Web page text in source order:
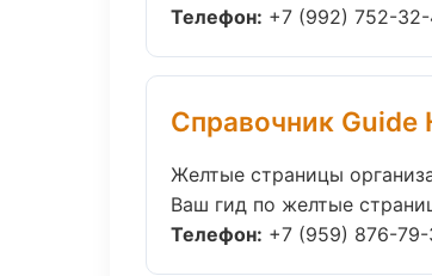
Телефон: +7 (992) 752-
Справочник Guide
Желтые страницы
Ваш гид по желтые
Телефон: +7 (959) 876-79-